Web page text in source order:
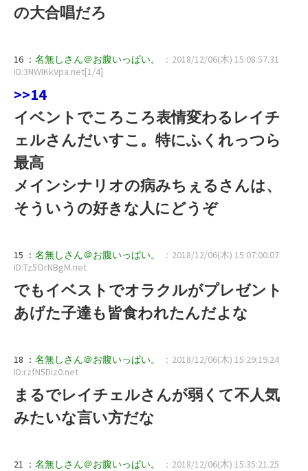
の大合唱だろ
16 ： 名無しさん＠お腹いっぱい。
：2018/12/06(木) 15:08:57.31
ID:3NWIKkVpa.net[1/4]
>>14
イベントでころころ表情変わるレイチ
ェルさんだいすこ。特にふくれっつら
最高
メインシナリオの病みちぇるさんは、
そういうの好きな人にどうぞ
15 ： 名無しさん＠お腹いっぱい。
：2018/12/06(木) 15:07:00.07
ID:Tz5OrNBgM.net
でもイベストでオラクルがプレゼント
あげた子達も皆食われたんだよな
18 ： 名無しさん＠お腹いっぱい。
：2018/12/06(木) 15:29:19.24
ID:rzfN5Diz0.net
まるでレイチェルさんが弱くて不人気
みたいな言い方だな
21 ： 名無しさん＠お腹いっぱい。
：2018/12/06(木) 15:35:21.25